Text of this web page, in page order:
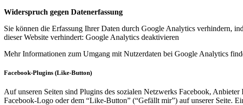
Widerspruch gegen Datenerfassung
Sie können die Erfassung Ihrer Daten durch Google Analytics verhindern,
dieser Website verhindert: Google Analytics deaktivieren
Mehr Informationen zum Umgang mit Nutzerdaten bei Google Analytics
Facebook-Plugins (Like-Button)
Auf unseren Seiten sind Plugins des sozialen Netzwerks Facebook,
Facebook-Logo oder dem “Like-Button” (“Gefällt mir”) auf unserer Seite.